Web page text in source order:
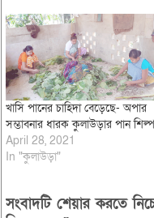
খাসি পানের চাহিদা বেড়েছে- অপার
সম্ভাবনার ধারক কুলাউড়ার পান শিল্প
April 28, 2021
In "কুলাউড়া"
সংবাদটি শেয়ার করতে